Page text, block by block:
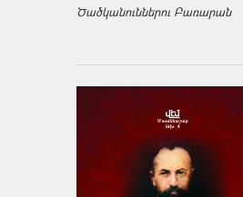
Ծածկանուններու Բառարան